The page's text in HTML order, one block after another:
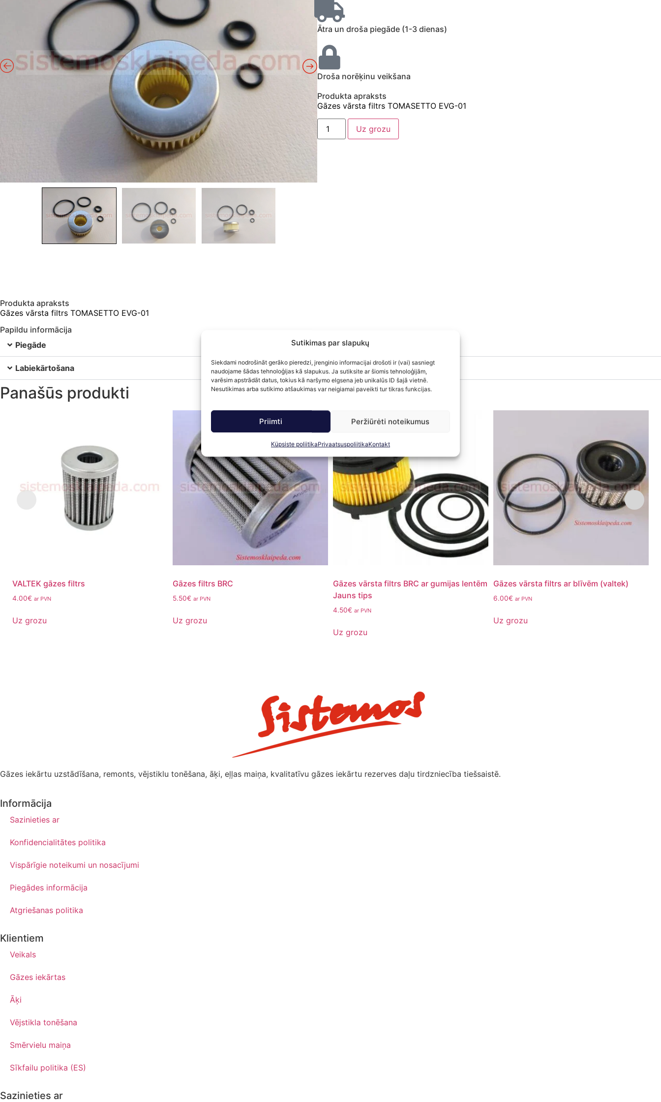
Sutikimas par slapukų
Siekdami nodrošināt gerāko pieredzi, įrenginio informacijai drošoti ir (vai) sasniegt
naudojame šādas tehnoloģijas kā slapukus. Ja sutiksite ar šiomis tehnoloģijām,
varēsim apstrādāt datus, tokius kā naršymo elgsena jeb unikalūs ID šajā vietnē.
Nesutikimas arba sutikimo atšaukimas var neigiamai paveikti tur tikras funkcijas.
Priimti Peržiūrėti noteikumus
Küpsiste poliitikaPrivaatsuspoliitikaKontakt
Ātra un droša piegāde (1-3 dienas)
Droša norēķinu veikšana
Produkta apraksts
Gāzes vārsta filtrs TOMASETTO EVG-01
Uz grozu
Produkta apraksts
Gāzes vārsta filtrs TOMASETTO EVG-01
Papildu informācija
Piegāde
Labiekārtošana
Panašūs produkti
VALTEK gāzes filtrs
4.00€ ar PVN
Uz grozu
Gāzes filtrs BRC
5.50€ ar PVN
Uz grozu
Gāzes vārsta filtrs BRC ar gumijas lentēm
Jauns tips
4.50€ ar PVN
Uz grozu
Gāzes vārsta filtrs ar blīvēm (valtek)
6.00€ ar PVN
Uz grozu
Gāzes iekārtu uzstādīšana, remonts, vējstiklu tonēšana, āķi, eļļas maiņa, kvalitatīvu gāzes iekārtu rezerves daļu tirdzniecība tiešsaistē.
Informācija
Sazinieties ar
Konfidencialitātes politika
Vispārīgie noteikumi un nosacījumi
Piegādes informācija
Atgriešanas politika
Klientiem
Veikals
Gāzes iekārtas
Āķi
Vējstikla tonēšana
Smērvielu maiņa
Sīkfailu politika (ES)
Sazinieties ar